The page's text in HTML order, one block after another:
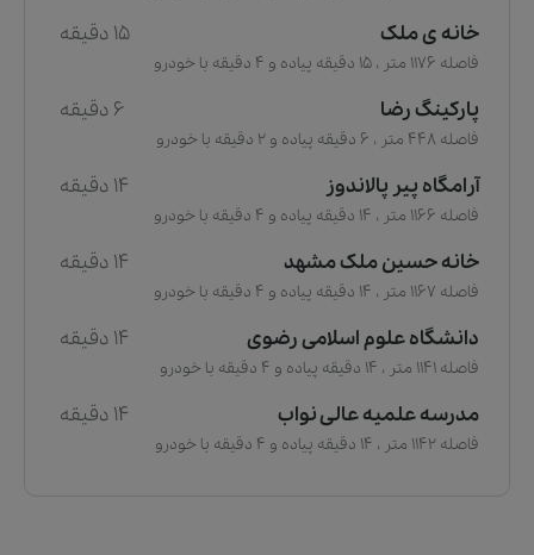
خانه ی ملک 15 دقیقه
فاصله 1176 متر ، 15 دقیقه پیاده و 4 دقیقه با خودرو
پارکینگ رضا 6 دقیقه
فاصله 448 متر ، 6 دقیقه پیاده و 2 دقیقه با خودرو
آرامگاه پیر پالاندوز 14 دقیقه
فاصله 1166 متر ، 14 دقیقه پیاده و 4 دقیقه با خودرو
خانه حسین ملک مشهد 14 دقیقه
فاصله 1167 متر ، 14 دقیقه پیاده و 4 دقیقه با خودرو
دانشگاه علوم اسلامی رضوی 14 دقیقه
فاصله 1141 متر ، 14 دقیقه پیاده و 4 دقیقه با خودرو
مدرسه علمیه عالی نواب 14 دقیقه
فاصله 1142 متر ، 14 دقیقه پیاده و 4 دقیقه با خودرو